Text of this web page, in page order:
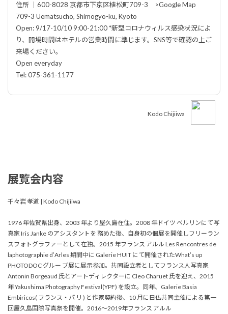
住所 ｜600-8028 京都市下京区植松町709-3 >Google Map
709-3 Uematsucho, Shimogyo-ku, Kyoto
Open: 9/17-10/10 9:00-21:00 *新型コロナウィルス感染状況によ
り、開場時間はホテルの営業時間に準じます。SNS等で確認の上ご
来場ください。
Open everyday
Tel: 075-361-1177
Kodo Chijiiwa
展覧会内容
千々岩 孝道 | Kodo Chijiiwa
1976 年佐賀県出身、2003 年より屋久島在住。2008 年ドイツ ベルリンにて写
真家 Iris Janke のアシスタントを 務めた後、自身初の個展を開催しフリーラン
スフォトグラファーとして在独。2015 年フランス アルル Les Rencontres de
laphotographie dʼArles 期間中に Galerie HUIT にて開催されたWhatʼs up
PHOTODOC グルー プ展に展示参加。共同設立者としてフランス人写真家
Antonin Borgeaud 氏とアートディレクターに Cleo Charuet 氏を迎え、2015
年 Yakushima Photography Festival(YPF) を設立。同年、Galerie Basia
Embiricos( フランス・パ リ ) と作家契約後、10 月に日仏共同主催による第一
回屋久島国際写真祭を開催。2016～2019年フランス アルル